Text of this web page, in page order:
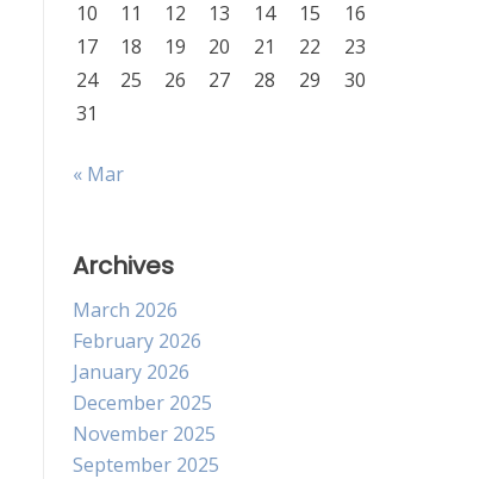
10
11 12 13 14 15
16
17
18 19 20 21 22
23
24
25 26 27 28 29
30
31
« Mar
Archives
March 2026
February 2026
January 2026
December 2025
November 2025
September 2025